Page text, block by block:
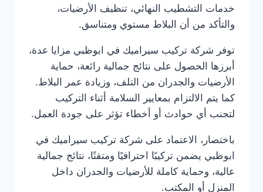
خدمات التشطيب النهائي، تنظيف الأرضيات،
والتأكد من أن البلاط مستوي ومتناسق.
توفر شركة تركيب سيراميك في ابوظبي مزايا عدة،
أبرزها الحصول على نتائج جمالية رائعة، حماية
الأرضيات والجدران من التلف، وزيادة عمر البلاط.
كما يتم الالتزام بمعايير السلامة أثناء التركيب
لتجنب أي حوادث أو أخطاء تؤثر على جودة العمل.
باختصار، الاعتماد على شركة تركيب سيراميك في
ابوظبي يضمن تركيبًا احترافيًا ومتقنًا، نتائج جمالية
عالية، وحماية كاملة للأرضيات والجدران داخل
المنزل أو المكتب.